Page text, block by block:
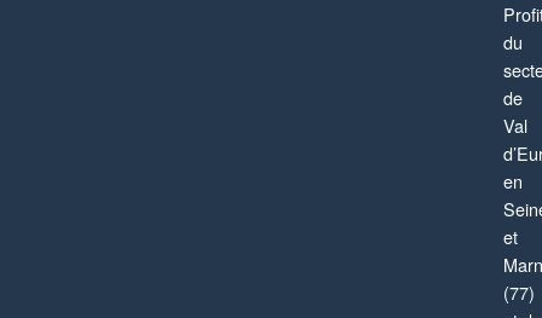
du
de
Val
en
et
(77)